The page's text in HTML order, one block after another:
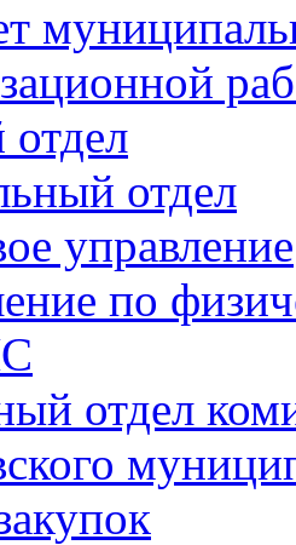
отдел
управление
по
отдел